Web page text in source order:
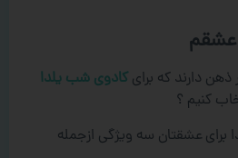
عشقم
ذهن دارند که برای کادوی شب یلدا
کنیم ؟
برای عشقتان سه ویژگی ازجمله